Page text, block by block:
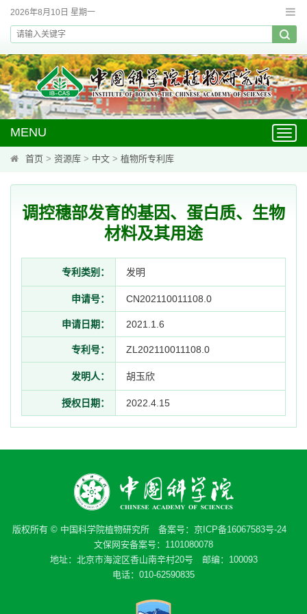
2026年8月10日 星期一
MENU
首页 > 资源库 > 中文 > 植物所专利库
调控穗部发育的基因、蛋白质、生物
材料及其用途
专利类别： 发明
申请号： CN202110011108.0
申请日期： 2021.1.6
专利号： ZL202110011108.0
发明人： 胡玉欣
授权日期： 2022.4.15
版权所有 © 中国科学院植物研究所 备案号： 京ICP备16067583号-24
文保网安备案号：1101080078
地址：北京市海淀区香山南辛村20号 邮编：100093
电话：010-62590835